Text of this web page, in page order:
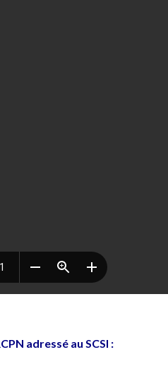
adressé au SCSI :